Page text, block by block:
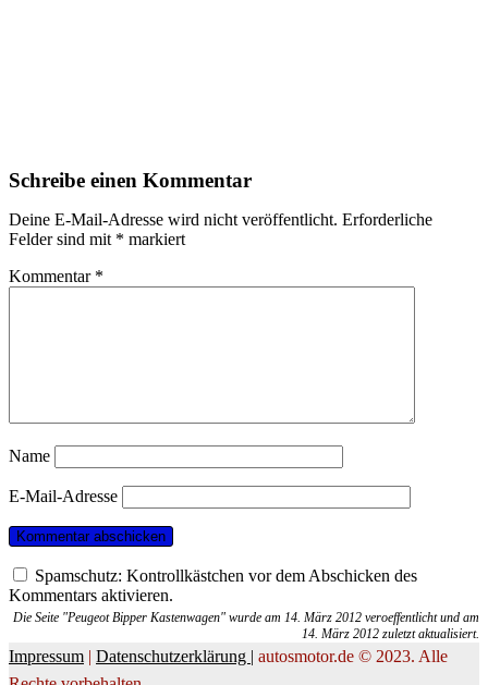
Schreibe einen Kommentar
Deine E-Mail-Adresse wird nicht veröffentlicht. Erforderliche
Felder sind mit * markiert
Kommentar *
Name
E-Mail-Adresse
Spamschutz: Kontrollkästchen vor dem Abschicken des
Kommentars aktivieren.
Die Seite "Peugeot Bipper Kastenwagen" wurde am 14. März 2012 veroeffentlicht und am
14. März 2012 zuletzt aktualisiert.
Impressum | Datenschutzerklärung | autosmotor.de © 2023. Alle